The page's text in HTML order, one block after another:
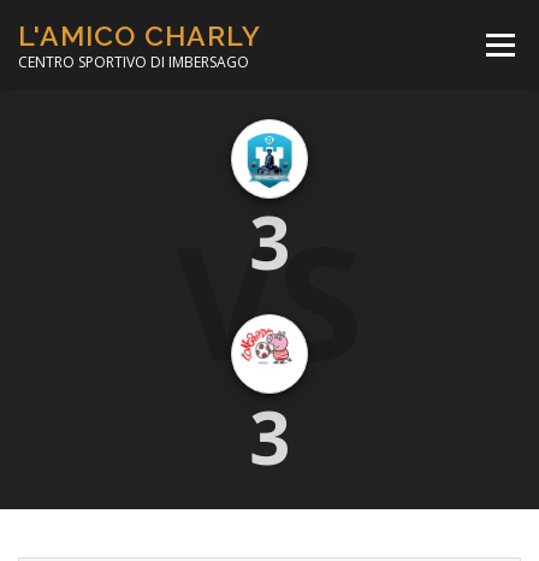
contenuto
L'AMICO CHARLY
CENTRO SPORTIVO DI IMBERSAGO
Menù
CORSO CALCIO A 5
MINIBASKET
VS
3
3